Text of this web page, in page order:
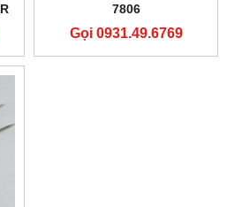
7806
Gọi 0931.49.6769